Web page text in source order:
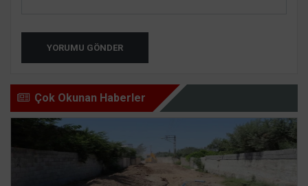
YORUMU GÖNDER
Çok Okunan Haberler